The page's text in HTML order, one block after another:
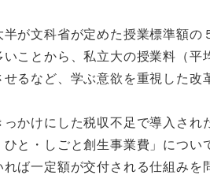
が文科省が定めた授業標準額の
ことから、私立大の授業料（平
るなど、学ぶ意欲を重視した改
かけにした税収不足で導入され
と・しごと創生事業費」につい
ば一定額が交付される仕組みを